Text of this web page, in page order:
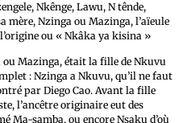
Nkênge, Lawu, N tênde,
mère, Nzinga ou Mazinga, l’aïeule
ou « Nkâka ya kisina »
ou Mazinga, était la fille de Nkuvu
: Nzinga a Nkuvu, qu’il ne faut
par Diego Cao. Avant la fille
l’ancêtre originaire eut des
Ma-samba, ou encore Nsaku d’où